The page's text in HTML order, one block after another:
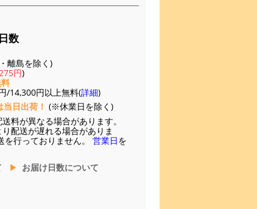
数
離島を除く)
円)
/14,300円以上無料(詳細)
日出荷！ (※休業日を除く)
料が異なる場合があります。
配送が遅れる場合がありま
行っておりません。 営業日を
お届け日数について